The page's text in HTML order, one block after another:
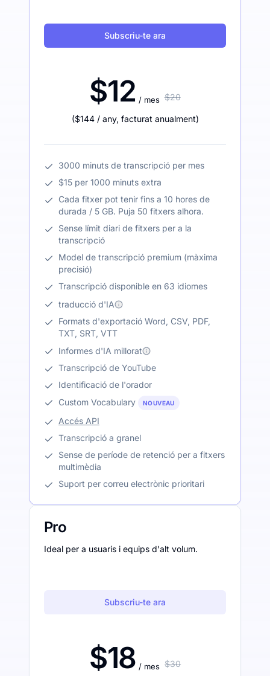
Subscriu-te ara
$12 / mes $20
($144 / any, facturat anualment)
3000 minuts de transcripció per mes
$15 per 1000 minuts extra
Cada fitxer pot tenir fins a 10 hores de
durada / 5 GB. Puja 50 fitxers alhora.
Sense límit diari de fitxers per a la
transcripció
Model de transcripció premium (màxima
precisió)
Transcripció disponible en 63 idiomes
traducció d'IA
Formats d'exportació Word, CSV, PDF,
TXT, SRT, VTT
Informes d'IA millorat
Transcripció de YouTube
Identificació de l'orador
Custom Vocabulary
NOUVEAU
Accés API
Transcripció a granel
Sense de període de retenció per a fitxers
multimèdia
Suport per correu electrònic prioritari
Pro
Ideal per a usuaris i equips d'alt volum.
Subscriu-te ara
$18 / mes $30